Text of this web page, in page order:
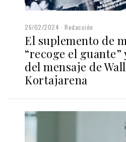
26/02/2024 Redacción
El suplemento de
“recoge el guante”
del mensaje de
Kortajarena